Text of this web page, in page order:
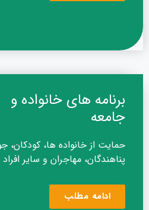
برنامه های خانواده و
جامعه
حمایت از خانواده ها، کودکان،
پناهندگان، مهاجران و سایر
ادامه مطلب